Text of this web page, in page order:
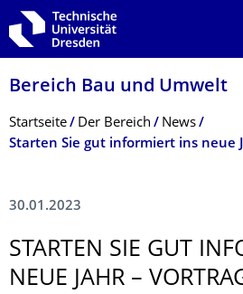
Zur Hauptnavigation springen
Zur Suche springen
Zum Inhalt springen
Bereich Bau und Umwelt
Breadcrumb-Menü
Startseite Der Bereich
News
30.01.2023
STARTEN SIE GUT
NEUE JAHR –